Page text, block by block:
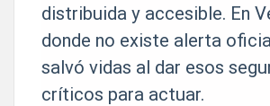
distribuida y accesible. En
donde no existe alerta
salvó vidas al dar esos
críticos para actuar.